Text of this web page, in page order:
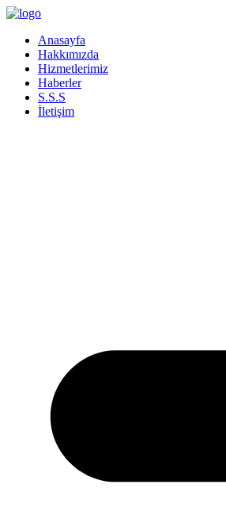
İçeriğe
Anasayfa
Hakkımızda
Hizmetlerimiz
Haberler
S.S.S
İletişim